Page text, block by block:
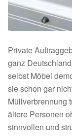
Private
ganz
selbst Möbel
sie schon gar
Müllverbrennung
ältere Personen
sinnvollen und